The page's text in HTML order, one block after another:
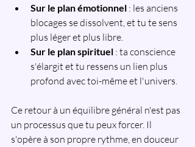
Sur le plan émotionnel : les anciens
blocages se dissolvent, et tu te sens
plus léger et plus libre.
Sur le plan spirituel : ta conscience
s'élargit et tu ressens un lien plus
profond avec toi-même et l'univers.
Ce retour à un équilibre général n'est pas
un processus que tu peux forcer. Il
s'opère à son propre rythme, en douceur